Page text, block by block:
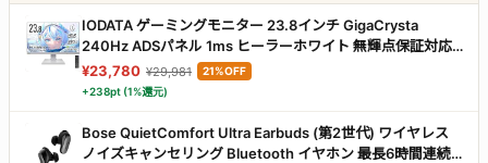
IODATA ゲーミングモニター 23.8インチ GigaCrysta
240Hz ADSパネル 1ms ヒーラーホワイト 無輝点保証対応
(HDMI×2/DisplayPort/VESA対応/土日サポート/日本メーカ
ー) EX-GD242UDW
¥23,780 ¥29,981
21%OFF
+238pt (1%還元)
Bose QuietComfort Ultra Earbuds (第2世代) ワイヤレス
ノイズキャンセリング Bluetooth イヤホン 最長6時間連続